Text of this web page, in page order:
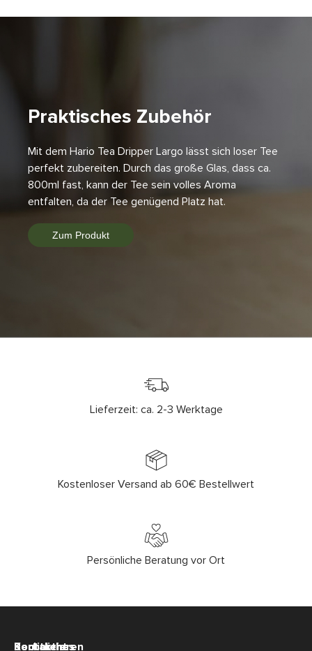
Praktisches Zubehör
Mit dem Hario Tea Dripper Largo lässt sich loser Tee
perfekt zubereiten. Durch das große Glas, dass ca.
800ml fast, kann der Tee sein volles Aroma
entfalten, da der Tee genügend Platz hat.
Zum Produkt
Lieferzeit: ca. 2-3 Werktage
Kostenloser Versand ab 60€ Bestellwert
Persönliche Beratung vor Ort
Sortiment
Rechtliches
Kontaktieren